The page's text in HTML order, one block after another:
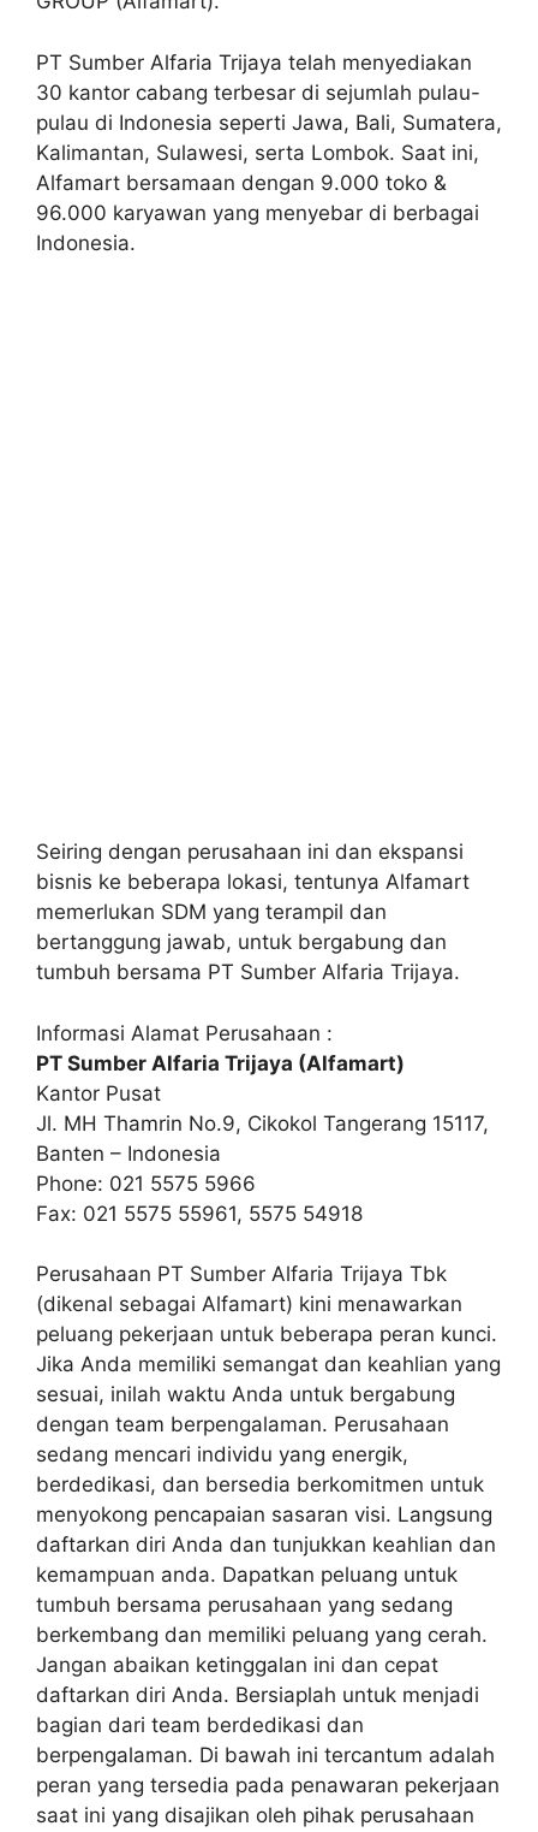
PT Sumber Alfaria Trijaya telah menyediakan
30 kantor cabang terbesar di sejumlah pulau-
pulau di Indonesia seperti Jawa, Bali, Sumatera,
Kalimantan, Sulawesi, serta Lombok. Saat ini,
Alfamart bersamaan dengan 9.000 toko &
96.000 karyawan yang menyebar di berbagai
Indonesia.
Seiring dengan perusahaan ini dan ekspansi
bisnis ke beberapa lokasi, tentunya Alfamart
memerlukan SDM yang terampil dan
bertanggung jawab, untuk bergabung dan
tumbuh bersama PT Sumber Alfaria Trijaya.
Informasi Alamat Perusahaan :
PT Sumber Alfaria Trijaya (Alfamart)
Kantor Pusat
Jl. MH Thamrin No.9, Cikokol Tangerang 15117,
Banten – Indonesia
Phone: 021 5575 5966
Fax: 021 5575 55961, 5575 54918
Perusahaan PT Sumber Alfaria Trijaya Tbk
(dikenal sebagai Alfamart) kini menawarkan
peluang pekerjaan untuk beberapa peran kunci.
Jika Anda memiliki semangat dan keahlian yang
sesuai, inilah waktu Anda untuk bergabung
dengan team berpengalaman. Perusahaan
sedang mencari individu yang energik,
berdedikasi, dan bersedia berkomitmen untuk
menyokong pencapaian sasaran visi. Langsung
daftarkan diri Anda dan tunjukkan keahlian dan
kemampuan anda. Dapatkan peluang untuk
tumbuh bersama perusahaan yang sedang
berkembang dan memiliki peluang yang cerah.
Jangan abaikan ketinggalan ini dan cepat
daftarkan diri Anda. Bersiaplah untuk menjadi
bagian dari team berdedikasi dan
berpengalaman. Di bawah ini tercantum adalah
peran yang tersedia pada penawaran pekerjaan
saat ini yang disajikan oleh pihak perusahaan